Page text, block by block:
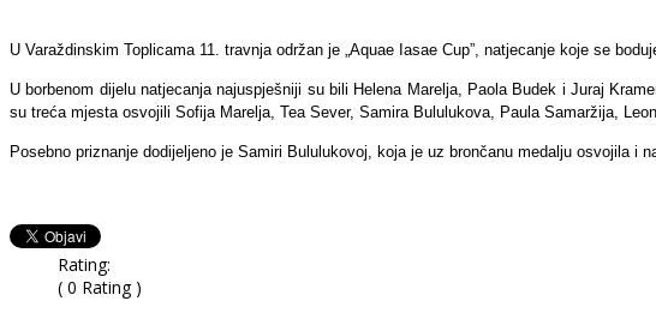
U Varaždinskim Toplicama 11. travnja održan je „Aquae Iasae Cup”, natjecanje koje se
U borbenom dijelu natjecanja najuspješniji su bili Helena Marelja, Paola Budek i Juraj
su treća mjesta osvojili Sofija Marelja, Tea Sever, Samira Bululukova, Paula Samaržija,
Posebno priznanje dodijeljeno je Samiri Bululukovoj, koja je uz brončanu medalju osvojila i
Rating:
( 0 Rating )